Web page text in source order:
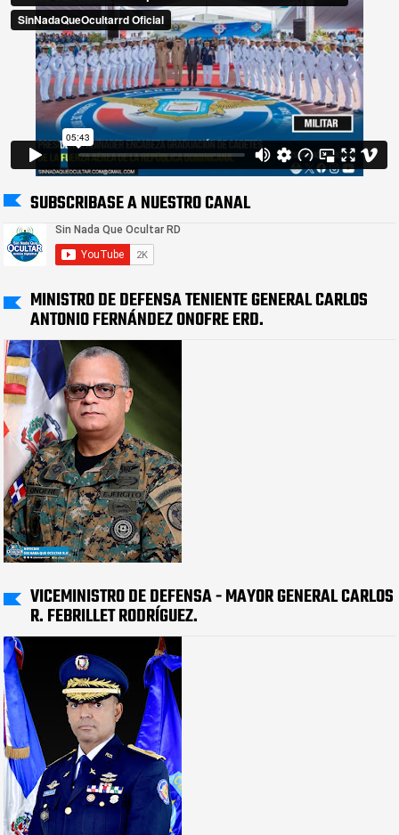
SUBSCRIBASE A NUESTRO CANAL
MINISTRO DE DEFENSA TENIENTE GENERAL CARLOS
ANTONIO FERNÁNDEZ ONOFRE ERD.
VICEMINISTRO DE DEFENSA - MAYOR GENERAL CARLOS
R. FEBRILLET RODRÍGUEZ.